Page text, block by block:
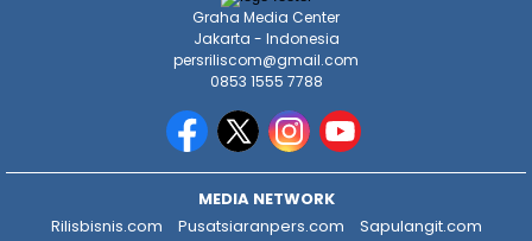
Graha Media Center
Jakarta - Indonesia
persriliscom@gmail.com
0853 1555 7788
MEDIA NETWORK
Rilisbisnis.com
Pusatsiaranpers.com
Sapulangit.com